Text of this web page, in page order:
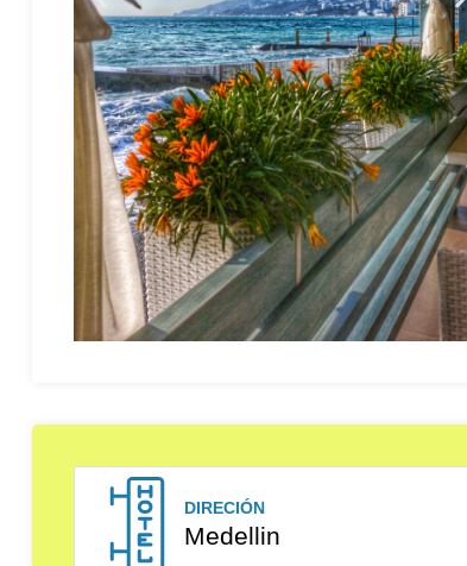
DIRECIÓN
Medellin